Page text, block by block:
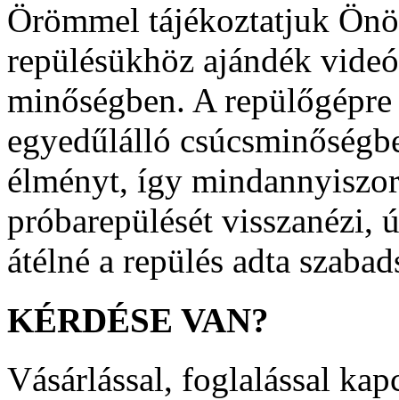
Örömmel tájékoztatjuk
repülésükhöz ajándék
minőségben. A
egyedűlálló
élményt, így
próbarepülését visszanézi,
átélné a repülés adta
KÉRDÉSE VAN?
Vásárlással, foglalással